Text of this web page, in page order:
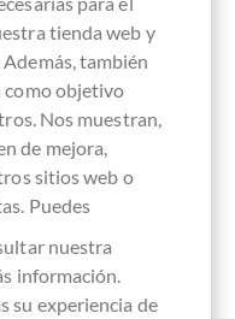
Embalaje
Rojo
Bombones
Caja de regalo,
paquete de
chocolate
tienda web y
también
como objetivo
Nos muestran,
de mejora,
sitios web o
Puedes
nuestra
información.
su experiencia de